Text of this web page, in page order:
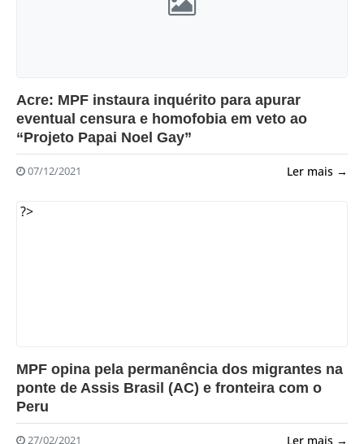
Acre: MPF instaura inquérito para apurar
eventual censura e homofobia em veto ao
“Projeto Papai Noel Gay”
07/12/2021 Ler mais →
?>
MPF opina pela permanência dos migrantes na
ponte de Assis Brasil (AC) e fronteira com o
Peru
27/02/2021 Ler mais →